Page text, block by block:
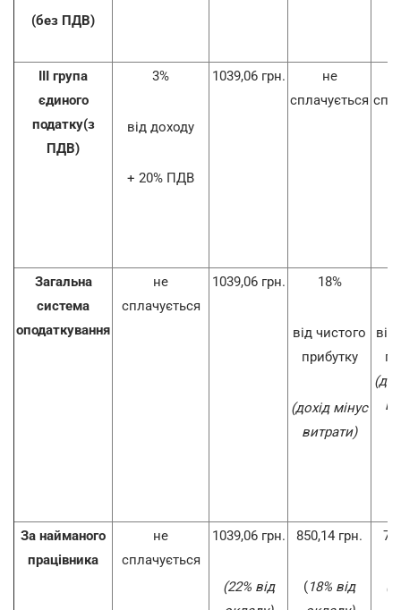
(без ПДВ)
ІІІ група
єдиного
податку(з
ПДВ)
3%
від доходу
+ 20% ПДВ
1039,06 грн.
не
сплачується
Загальна
система
оподаткування
не
сплачується
1039,06 грн. 18%
від чистого
прибутку
(дохід мінус
витрати)
від
За найманого
працівника
не
сплачується
1039,06 грн.
(22% від
850,14 грн.
(18% від